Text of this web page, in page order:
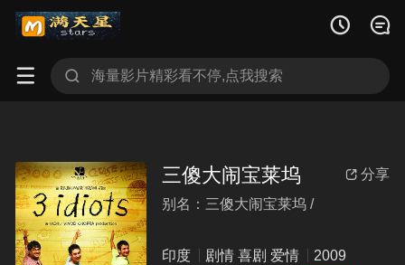
 
 
 分享
三傻大闹宝莱坞
别名：三傻大闹宝莱坞 /
印度
剧情 喜剧 爱情
2009